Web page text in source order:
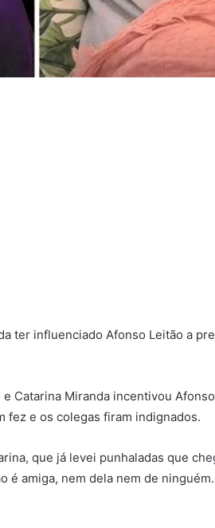
ter influenciado Afonso Leitão a
Catarina Miranda incentivou
fez e os colegas firam indignados.
que já levei punhaladas que
é amiga, nem dela nem de